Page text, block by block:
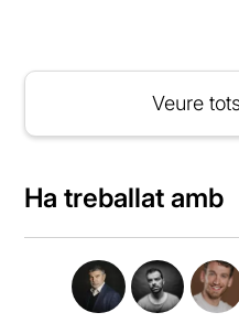
Veure
Ha treballat amb